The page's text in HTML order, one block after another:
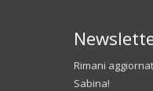
Rimani
Sabina!